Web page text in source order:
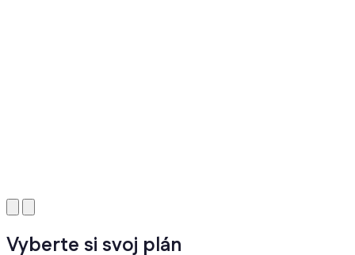
Vyberte si svoj plán